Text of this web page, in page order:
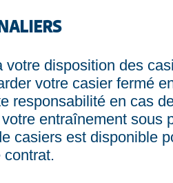
votre disposition des
votre casier fermé
responsabilité en cas
entraînement sous
casiers est disponible
contrat.